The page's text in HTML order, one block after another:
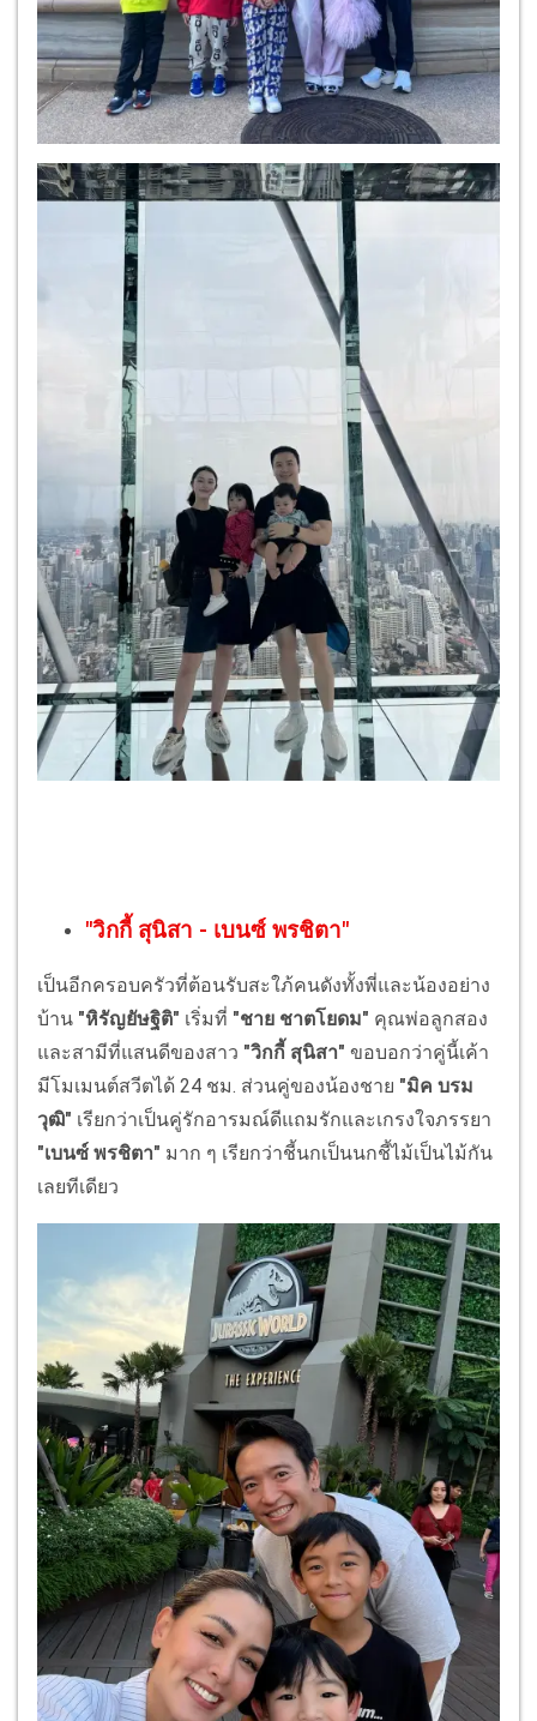
"วิกกี้ สุนิสา - เบนซ์ พรชิตา"
เป็นอีกครอบครัวที่ต้อนรับสะใภ้คนดังทั้งพี่และน้องอย่าง
บ้าน "หิรัญยัษฐิติ" เริ่มที่ "ชาย ชาตโยดม" คุณพ่อลูกสอง
และสามีที่แสนดีของสาว "วิกกี้ สุนิสา" ขอบอกว่าคู่นี้เค้า
มีโมเมนต์สวีตได้ 24 ชม. ส่วนคู่ของน้องชาย "มิค บรม
วุฒิ" เรียกว่าเป็นคู่รักอารมณ์ดีแถมรักและเกรงใจภรรยา
"เบนซ์ พรชิตา" มาก ๆ เรียกว่าชี้นกเป็นนกชี้ไม้เป็นไม้กัน
เลยทีเดียว